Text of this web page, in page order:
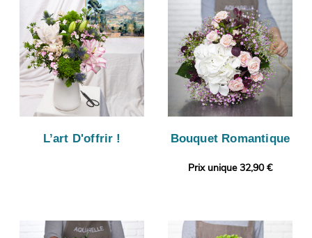
L’art D'offrir ! Bouquet Romantique
Prix unique 32,90 €